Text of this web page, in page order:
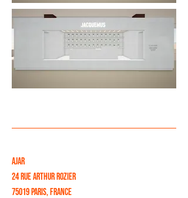
AJAR
24 RUE ARTHUR ROZIER
75019 Paris, France